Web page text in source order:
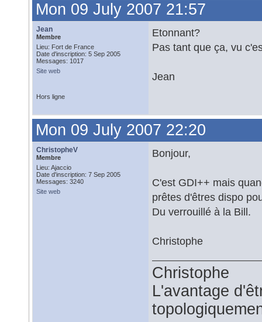
Mon 09 July 2007 21:57
Jean
Membre
Lieu: Fort de France
Date d'inscription: 5 Sep 2005
Messages: 1017
Site web
Etonnant?
Pas tant que ça, vu
Jean
Hors ligne
Mon 09 July 2007 22:20
ChristopheV
Membre
Lieu: Ajaccio
Date d'inscription: 7 Sep 2005
Messages: 3240
Site web
Bonjour,
C'est GDI++ mais
prêtes d'êtres dispo
Du verrouillé à la Bill.
Christophe
Christophe
L'avantage